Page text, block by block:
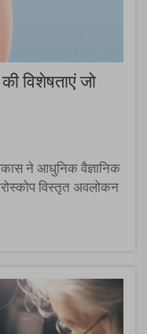
विशेषताएं जो
ने आधुनिक वैज्ञानिक
विस्तृत अवलोकन
में एक महत्वपूर्ण